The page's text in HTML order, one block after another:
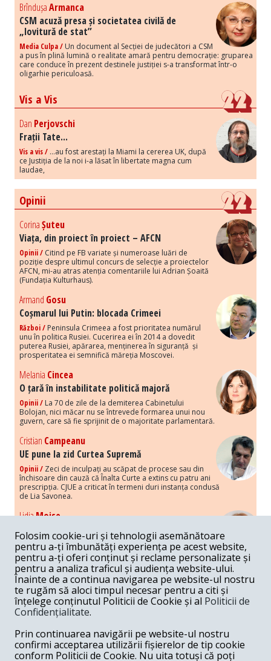
BrîndușaArmanca
CSM acuză presa și societatea civilă de
„lovitură de stat”
Media Culpa / Un document al Secției de judecători a CSM
a pus în plină lumină o realitate amară pentru democrație: gruparea
care conduce în prezent destinele justiției s-a transformat într-o
oligarhie periculoasă.
Vis a Vis
Dan Perjovschi
Frații Tate...
Vis a vis / ...au fost arestați la Miami la cererea UK, după
ce Justiția de la noi i-a lăsat în libertate magna cum
laudae,
Opinii
CorinaȘuteu
Viața, din proiect în proiect – AFCN
Opinii / Citind pe FB variate și numeroase luări de
poziție despre ultimul concurs de selecție a proiectelor
AFCN, mi-au atras atenția comentariile lui Adrian Șoaită
(Fundația Kulturhaus).
Armand Gosu
Coșmarul lui Putin: blocada Crimeei
Război / Peninsula Crimeea a fost prioritatea numărul
unu în politica Rusiei. Cucerirea ei în 2014 a dovedit
puterea Rusiei, apărarea, menținerea în siguranță și
prosperitatea ei semnifică măreția Moscovei.
Melania Cincea
O țară în instabilitate politică majoră
Opinii / La 70 de zile de la demiterea Cabinetului
Bolojan, nici măcar nu se întrevede formarea unui nou
guvern, care să fie sprijinit de o majoritate parlamentară.
Cristian Campeanu
UE pune la zid Curtea Supremă
Opinii / Zeci de inculpați au scăpat de procese sau din
închisoare din cauză că Înalta Curte a extins cu patru ani
prescripția. CJUE a criticat în termeni duri instanța condusă
de Lia Savonea.
LidiaMoise
Costurile economice ale haosului politic
Opinii / Economia nu poate rezista cu retorica falsă a
susținerii intereselor poporului, care, de fapt, ascunde
obsesia menținerii privilegiilor și a averilor unor caste.
Melania Cincea
Noi puseuri de xenofobie din partea românilor
„neaoși”
Periodic, în spațiul public sunt voci care lansează
mesaje xenofobe la adresa câte unui politician care deranjează un
anumit grup politico-mediatic, într-un anumit moment.
Folosim cookie-uri și tehnologii asemănătoare
pentru a-ți îmbunătăți experiența pe acest website,
pentru a-ți oferi conținut și reclame personalizate și
pentru a analiza traficul și audiența website-ului.
Înainte de a continua navigarea pe website-ul nostru
te rugăm să aloci timpul necesar pentru a citi și
înțelege conținutul Politicii de Cookie și al Politicii de
Confidențialitate.
Prin continuarea navigării pe website-ul nostru
confirmi acceptarea utilizării fișierelor de tip cookie
conform Politicii de Cookie. Nu uita totuși că poți